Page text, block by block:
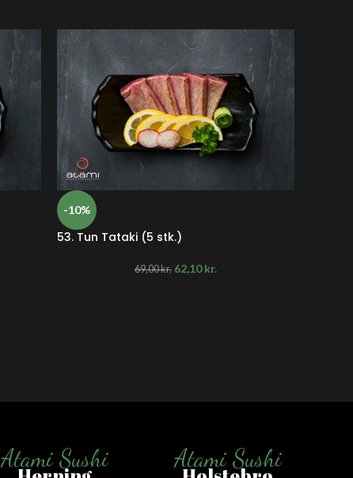
-10%
53. Tun Tataki (5 stk.)
69,00kr. 62,10kr.
Atami Sushi Atami Sushi